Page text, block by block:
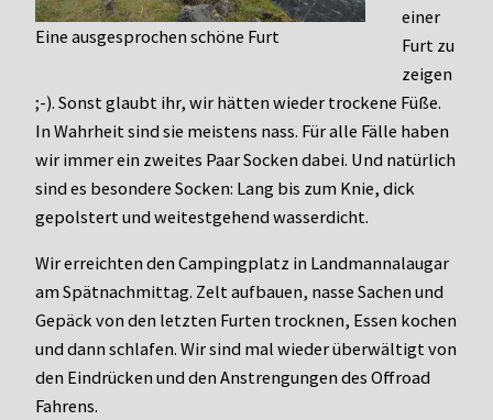
Eine ausgesprochen schöne Furt
einer
Furt zu
zeigen
;-). Sonst glaubt ihr, wir hätten wieder trockene Füße.
In Wahrheit sind sie meistens nass. Für alle Fälle haben
wir immer ein zweites Paar Socken dabei. Und natürlich
sind es besondere Socken: Lang bis zum Knie, dick
gepolstert und weitestgehend wasserdicht.
Wir erreichten den Campingplatz in Landmannalaugar
am Spätnachmittag. Zelt aufbauen, nasse Sachen und
Gepäck von den letzten Furten trocknen, Essen kochen
und dann schlafen. Wir sind mal wieder überwältigt von
den Eindrücken und den Anstrengungen des Offroad
Fahrens.